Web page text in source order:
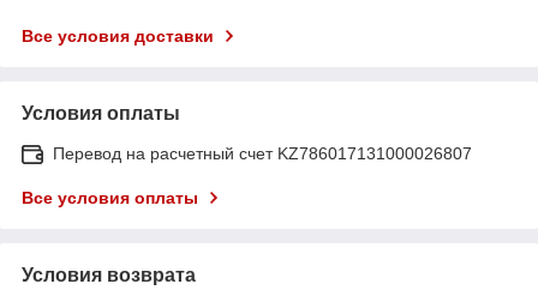
Все условия доставки
Условия оплаты
Перевод на расчетный счет KZ786017131000026807
Все условия оплаты
Условия возврата